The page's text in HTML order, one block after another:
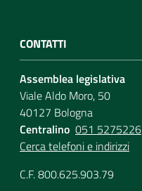
CONTATTI
Assemblea legislativa
Viale Aldo Moro, 50
40127 Bologna
Centralino 051 5275226
Cerca telefoni e indirizzi
C.F. 800.625.903.79